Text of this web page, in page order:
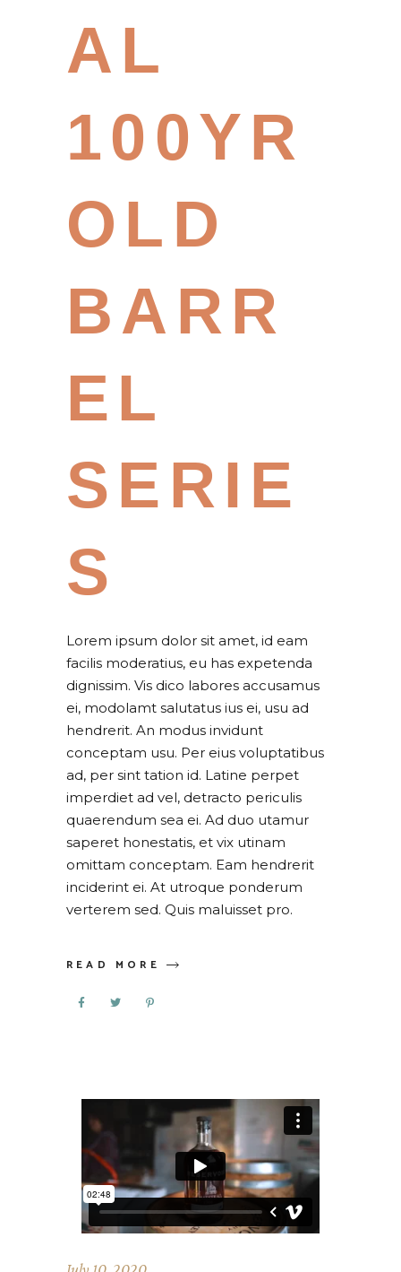
AL
100YR
OLD
BARR
EL
SERIE
S
Lorem ipsum dolor sit amet, id eam
facilis moderatius, eu has expetenda
dignissim. Vis dico labores accusamus
ei, modolamt salutatus ius ei, usu ad
hendrerit. An modus invidunt
conceptam usu. Per eius voluptatibus
ad, per sint tation id. Latine perpet
imperdiet ad vel, detracto periculis
quaerendum sea ei. Ad duo utamur
saperet honestatis, et vix utinam
omittam conceptam. Eam hendrerit
inciderint ei. At utroque ponderum
verterem sed. Quis maluisset pro.
READ MORE